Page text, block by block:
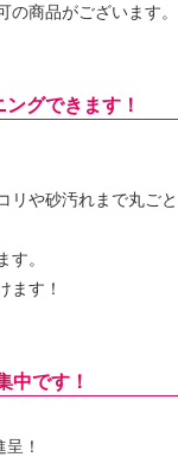
商品がございます。
グできます！
リや砂汚れまで丸ごと
。
ます！
中です！
！